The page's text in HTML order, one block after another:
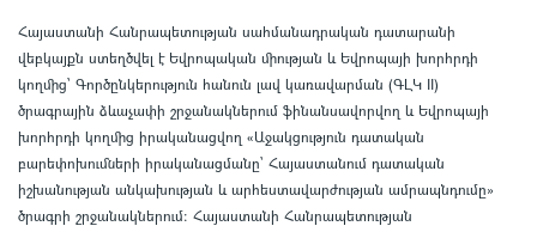
Հայաստանի Հանրապետության սահմանադրական դատարանի
վեբկայքն ստեղծվել է Եվրոպական միության և Եվրոպայի խորհրդի
կողմից՝ Գործընկերություն հանուն լավ կառավարման (ԳԼԿ II)
ծրագրային ձևաչափի շրջանակներում ֆինանսավորվող և Եվրոպայի
խորհրդի կողմից իրականացվող «Աջակցություն դատական
բարեփոխումների իրականացմանը` Հայաստանում դատական
իշխանության անկախության և արհեստավարժության ամրապնդումը»
ծրագրի շրջանակներում: Հայաստանի Հանրապետության